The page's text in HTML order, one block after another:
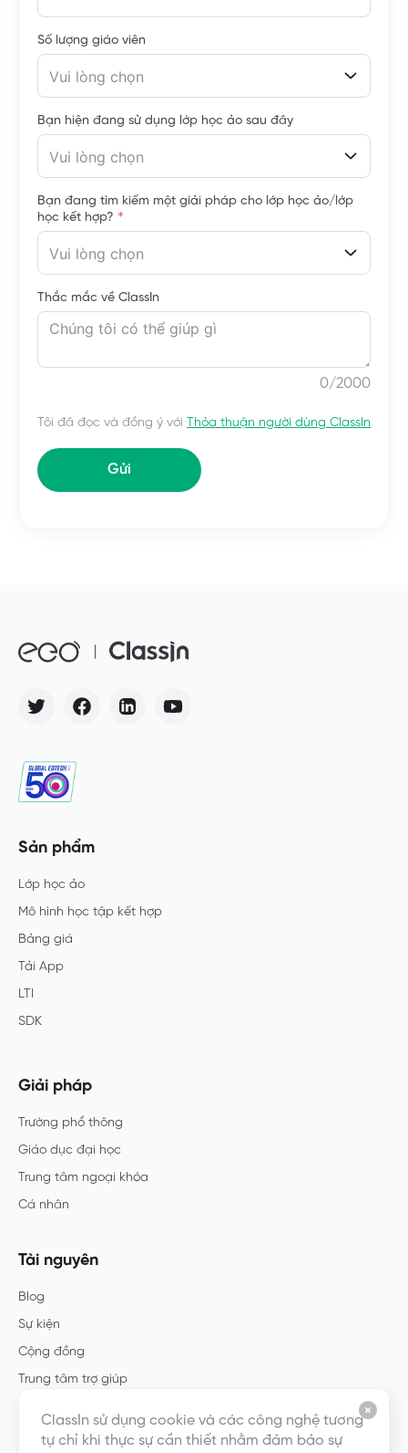
ClassIn sử dụng cookie và các công nghệ tương
tự chỉ khi thực sự cần thiết nhằm đảm bảo sự
Số lượng giáo viên
Vui lòng chọn
Bạn hiện đang sử dụng lớp học ảo sau đây
Vui lòng chọn
Bạn đang tìm kiếm một giải pháp cho lớp học ảo/lớp
học kết hợp? *
Vui lòng chọn
Thắc mắc về ClassIn
0/2000
Tôi đã đọc và đồng ý với Thỏa thuận người dùng ClassIn
Gửi
Sản phẩm
Lớp học ảo
Mô hình học tập kết hợp
Bảng giá
Tải App
LTI
SDK
Giải pháp
Trường phổ thông
Giáo dục đại học
Trung tâm ngoại khóa
Cá nhân
Tài nguyên
Blog
Sự kiện
Cộng đồng
Trung tâm trợ giúp
Mẫu